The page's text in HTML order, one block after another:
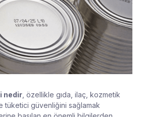
nedir , özellikle gıda, ilaç, kozmetik
tüketici güvenliğini sağlamak